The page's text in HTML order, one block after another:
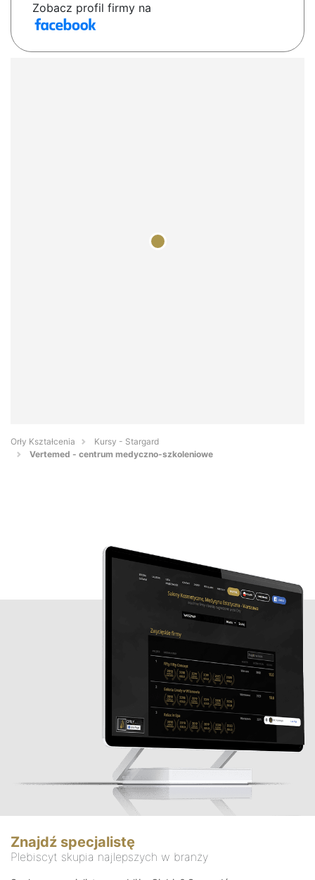
Zobacz profil firmy na
Orły Kształcenia
Kursy - Stargard
Vertemed - centrum medyczno-szkoleniowe
Znajdź specjalistę
Plebiscyt skupia najlepszych w branży